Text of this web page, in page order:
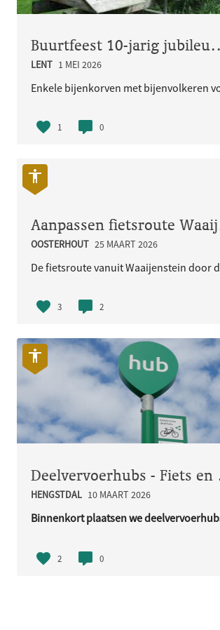
staat in de Burchtstraat in N..
Buurtfeest 10-jarig
LENT 1 MEI 2026
1 0
OOSTERHOUT 25 MAART 2026
3 2
HENGSTDAL 10 MAART 2026
Binnenkort plaatsen we
2 0